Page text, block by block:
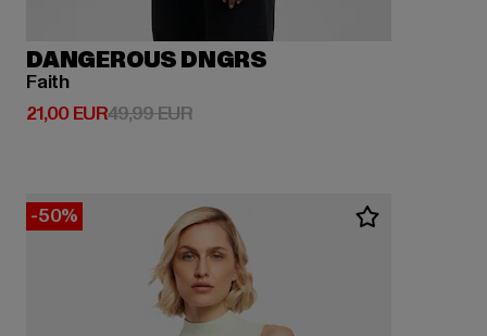
DANGEROUS DNGRS
Faith
21,00 EUR
Derzeitiger Preis: 21,00 EUR
49,99 EURAktionspreis: 49,99 EUR
-50%